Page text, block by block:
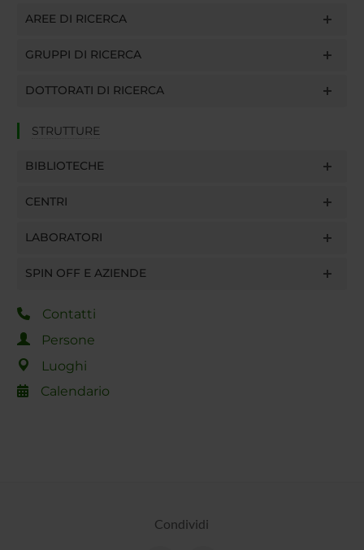
AREE DI RICERCA
GRUPPI DI RICERCA
DOTTORATI DI RICERCA
STRUTTURE
BIBLIOTECHE
CENTRI
LABORATORI
SPIN OFF E AZIENDE
Contatti
Persone
Luoghi
Calendario
Condividi